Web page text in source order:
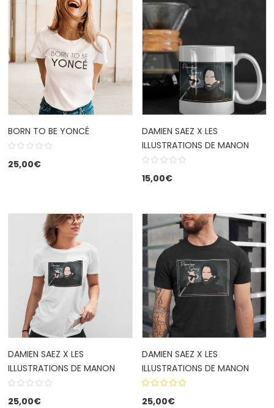
BORN TO BE YONCÉ
25,00€
DAMIEN SAEZ X LES
ILLUSTRATIONS DE MANON
15,00€
DAMIEN SAEZ X LES
ILLUSTRATIONS DE MANON
25,00€
DAMIEN SAEZ X LES
ILLUSTRATIONS DE MANON
5.00 out
25,00€